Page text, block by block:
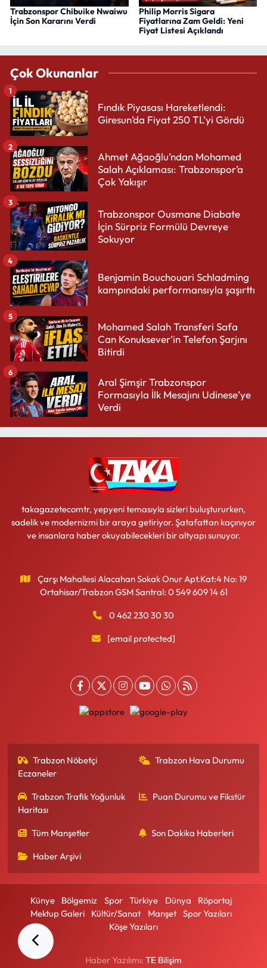
Trabzonspor Chibuike Nwaiwu
İçin Son Kararını Verdi
Philip Morris Sigara
Fiyatlarına Zam Geldi: Yeni
Fiyat Listesi Açıklandı
Çok Okunanlar
Fındık Piyasası Hareketlendi:
Giresun’da Fiyat 250 TL’yi Gördü
1
Ahmet Ağaoğlu’ndan Mohamed
Salah Açıklaması: Trabzonspor’a
Çok Yakışır
2
Trabzonspor Ousmane Diabate
İçin Sürpriz Formülü Devreye
Sokuyor
3
Benjamin Bouchouari Schladming
kampındaki performansıyla şaşırttı
4
Mohamed Salah Transferi Safa
Can Konuksever’in Telefon Şarjını
Bitirdi
5
Aral Şimşir Trabzonspor
Formasıyla İlk Mesajını Udinese’ye
Verdi
6
takagazetecomtr, yepyeni temasıyla sizleri buluştururken,
sadelik ve modernizmi bir araya getiriyor. Şatafattan kaçınıyor
ve insanlara haber okuyabilecekleri bir altyapı sunuyor.
Çarşı Mahallesi Alacahan Sokak Onur Apt.Kat:4 No: 19
Ortahisar/Trabzon GSM Santral: 0 549 609 14 61
0 462 230 30 30
[email protected]
Trabzon Nöbetçi
Eczaneler
Trabzon Hava Durumu
Trabzon Trafik Yoğunluk
Haritası
Puan Durumu ve Fikstür
Tüm Manşetler Son Dakika Haberleri
Haber Arşivi
Künye Bölgemiz Spor Türkiye Dünya
Röportaj
Mektup Galeri
Kültür/Sanat Manşet
Spor Yazıları
Köşe Yazıları
Haber Yazılımı: TE Bilişim